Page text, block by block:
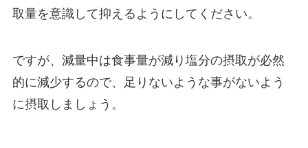
取量を意識して抑えるようにしてください。
ですが、減量中は食事量が減り塩分の摂取が必然
的に減少するので、足りないような事がないよう
に摂取しましょう。